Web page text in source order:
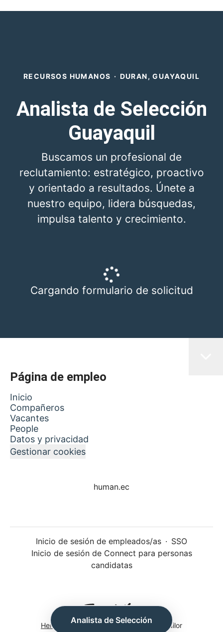
Analista de Selección
RECURSOS HUMANOS · DURAN, GUAYAQUIL
Analista de Selección
Guayaquil
Buscamos un profesional de
reclutamiento: estratégico, proactivo
y orientado a resultados. Únete a
nuestro equipo, lidera búsquedas,
impulsa talento y crecimiento.
Cargando formulario de solicitud
Página de empleo
Inicio
Compañeros
Vacantes
People
Datos y privacidad
Gestionar cookies
human.ec
Inicio de sesión de empleados/as · SSO
Inicio de sesión de Connect para personas
candidatas
Herramientas de seguimientode Teamtailor